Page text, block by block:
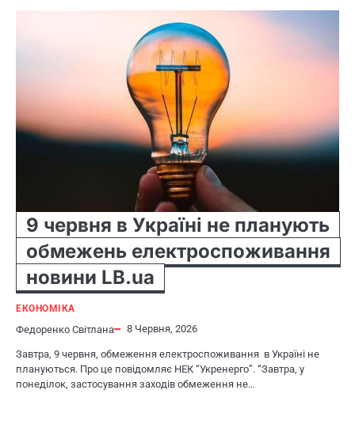
9 червня в Україні не планують
обмежень електроспоживання
новини LB.ua
ЕКОНОМІКА
Федоренко Світлана 8 Червня, 2026
Завтра, 9 червня, обмеження електроспоживання в Україні не
плануються. Про це повідомляє НЕК “Укренерго”. “Завтра, у
понеділок, застосування заходів обмеження не…